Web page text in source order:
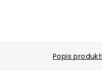
Popis